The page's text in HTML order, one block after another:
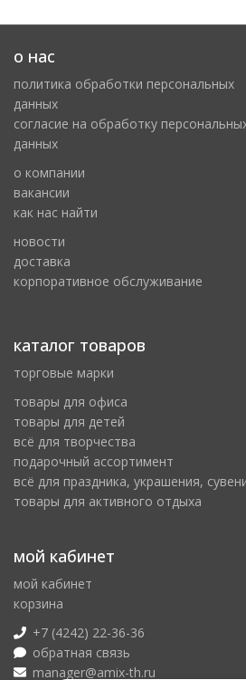
о нас
политика обработки персональных
данных
cогласие на обработку
данных
о компании
вакансии
как нас найти
новости
доставка
корпоративное обслуживание
каталог товаров
торговые марки
товары для офиса
товары для детей
всё для творчества
подарочный ассортимент
всё для праздника, украшения,
товары для активного отдыха
мой кабинет
мой кабинет
корзина
+7 (4242) 22-36-36
обратная связь
manager@amix-th.ru